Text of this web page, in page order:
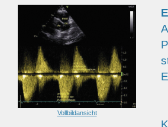
Vollbildansicht